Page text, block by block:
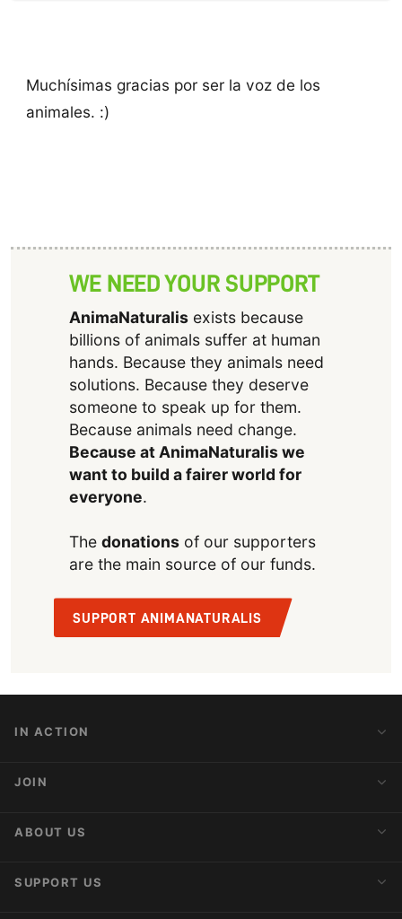
Muchísimas gracias por ser la voz de los
animales. :)
WE NEED YOUR SUPPORT
AnimaNaturalisexists because
billions of animals suffer at human
hands. Because they animals need
solutions. Because they deserve
someone to speak up for them.
Because animals need change.
Because at AnimaNaturalis we
want to build a fairer world for
everyone.
The donationsof our supporters
are the main source of our funds.
SUPPORT ANIMANATURALIS
IN ACTION
Action Alerts
JOIN
Activist Network
ABOUT US
SUPPORT US